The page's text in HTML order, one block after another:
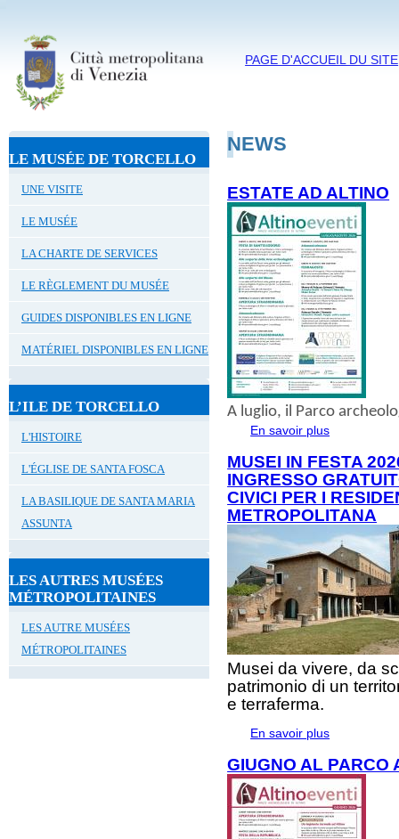
PAGE D'ACCUEIL DU SITE
LE MUSÉE DE TORCELLO
UNE VISITE
LE MUSÉE
LA CHARTE DE SERVICES
LE RÈGLEMENT DU MUSÉE
GUIDES DISPONIBLES EN LIGNE
MATÉRIEL DISPONIBLES EN LIGNE
L’ILE DE TORCELLO
L'HISTOIRE
L'ÉGLISE DE SANTA FOSCA
LA BASILIQUE DE SANTA MARIA
ASSUNTA
LES AUTRES MUSÉES
MÉTROPOLITAINES
LES AUTRE MUSÉES
MÉTROPOLITAINES
NEWS
ESTATE AD ALTINO
A luglio, il Parco
En savoir plus
MUSEI IN FESTA
INGRESSO
CIVICI PER I
METROPOLITANA
Musei da vivere, da
patrimonio di un
e terraferma.
En savoir plus
Metropolitana
GIUGNO AL PARCO